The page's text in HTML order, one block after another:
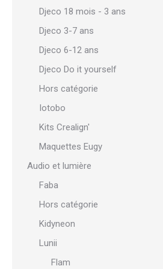
Djeco 18 mois - 3 ans
Djeco 3-7 ans
Djeco 6-12 ans
Djeco Do it yourself
Hors catégorie
Iotobo
Kits Crealign'
Maquettes Eugy
Audio et lumière
Faba
Hors catégorie
Kidyneon
Lunii
Flam